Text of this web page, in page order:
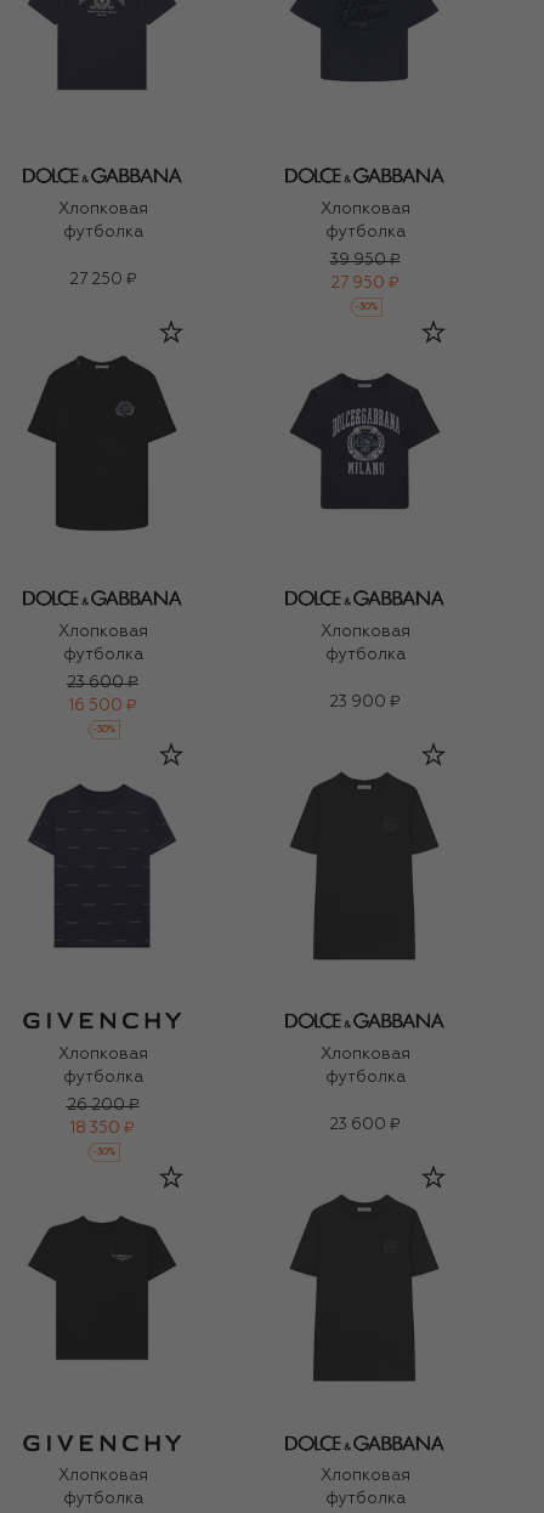
Хлопковая
футболка
27 250 ₽
Хлопковая
футболка
39 950 ₽
27 950 ₽
-30%
Хлопковая
футболка
23 600 ₽
16 500 ₽
-30%
Хлопковая
футболка
23 900 ₽
Хлопковая
футболка
26 200 ₽
18 350 ₽
-30%
Хлопковая
футболка
23 600 ₽
Хлопковая
футболка
Хлопковая
футболка